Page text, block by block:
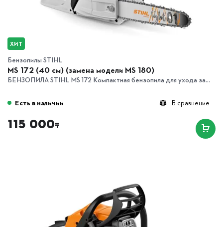
ХИТ
Бензопилы STIHL
MS 172 (40 см) (замена модели MS 180)
БЕНЗОПИЛА STIHL MS 172 Компактная бензопила для ухода за...
В сравнение
Есть в наличии
115 000₸